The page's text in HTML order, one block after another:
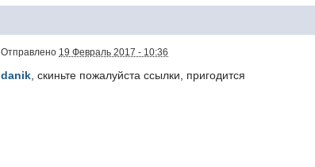
Отправлено 19 Февраль 2017 - 10:36
danik , скиньте пожалуйста ссылки, пригодится